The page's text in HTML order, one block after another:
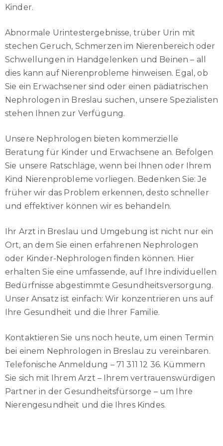
Kinder.
Abnormale Urintestergebnisse, trüber Urin mit
stechen Geruch, Schmerzen im Nierenbereich oder
Schwellungen in Handgelenken und Beinen – all
dies kann auf Nierenprobleme hinweisen. Egal, ob
Sie ein Erwachsener sind oder einen pädiatrischen
Nephrologen in Breslau suchen, unsere Spezialisten
stehen Ihnen zur Verfügung.
Unsere Nephrologen bieten kommerzielle
Beratung für Kinder und Erwachsene an. Befolgen
Sie unsere Ratschläge, wenn bei Ihnen oder Ihrem
Kind Nierenprobleme vorliegen. Bedenken Sie: Je
früher wir das Problem erkennen, desto schneller
und effektiver können wir es behandeln.
Ihr Arzt in Breslau und Umgebung ist nicht nur ein
Ort, an dem Sie einen erfahrenen Nephrologen
oder Kinder-Nephrologen finden können. Hier
erhalten Sie eine umfassende, auf Ihre individuellen
Bedürfnisse abgestimmte Gesundheitsversorgung.
Unser Ansatz ist einfach: Wir konzentrieren uns auf
Ihre Gesundheit und die Ihrer Familie.
Kontaktieren Sie uns noch heute, um einen Termin
bei einem Nephrologen in Breslau zu vereinbaren.
Telefonische Anmeldung – 71 311 12 36. Kümmern
Sie sich mit Ihrem Arzt – Ihrem vertrauenswürdigen
Partner in der Gesundheitsfürsorge – um Ihre
Nierengesundheit und die Ihres Kindes.